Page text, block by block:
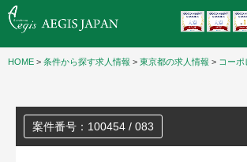
HOME > 条件から探す求人情報 > 東京都の求人情報 > コー
案件番号：100454 / 083